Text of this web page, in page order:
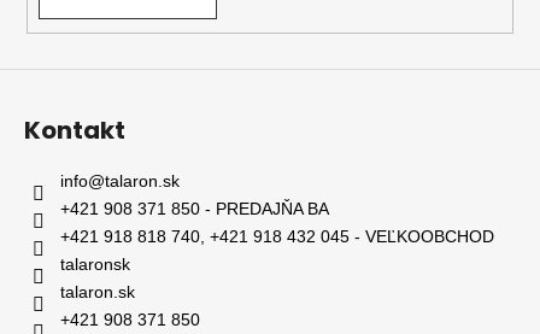
Kontakt
info@talaron.sk
+421 908 371 850 - PREDAJŇA BA
+421 918 818 740, +421 918 432 045 - VEĽKOOBCHOD
talaronsk
talaron.sk
+421 908 371 850